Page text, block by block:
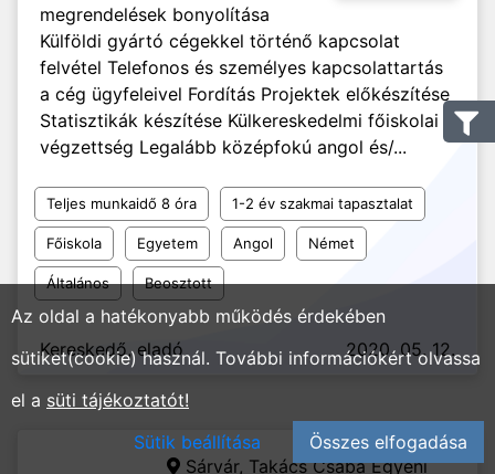
megrendelések bonyolítása
Külföldi gyártó cégekkel történő kapcsolat
felvétel Telefonos és személyes kapcsolattartás
a cég ügyfeleivel Fordítás Projektek előkészítése
Statisztikák készítése Külkereskedelmi főiskolai
végzettség Legalább középfokú angol és/...
Teljes munkaidő 8 óra 1-2 év szakmai tapasztalat
Főiskola Egyetem Angol Német
Általános Beosztott
Kereskedő, eladó 2020. 05. 12.
Sárvár, Takács Csaba Egyéni
Az oldal a hatékonyabb működés érdekében
sütiket(cookie) használ. További információkért olvassa
el a süti tájékoztatót!
Sütik beállítása
Összes elfogadása